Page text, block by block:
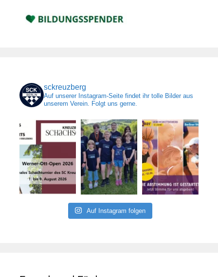
sckreuzberg
Auf unserer Instagram-Seite findet ihr tolle Bilder aus
unserem Verein. Folgt uns gerne.
Auf Instagram folgen